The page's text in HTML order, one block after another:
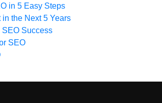
in 5 Easy Steps
the Next 5 Years
Success
SEO